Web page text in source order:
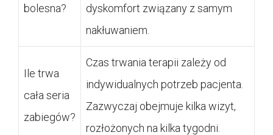
bolesna?
dyskomfort związany z samym
nakłuwaniem.
Ile trwa
cała seria
zabiegów?
Czas trwania terapii zależy od
indywidualnych potrzeb pacjenta.
Zazwyczaj obejmuje kilka wizyt,
rozłożonych na kilka tygodni.